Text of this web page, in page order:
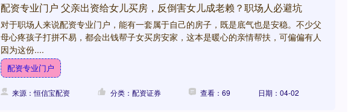
配资专业门户 父亲出资给女儿买房，反倒害女儿成老赖？职场人必避坑
对于职场人来说配资专业门户，能有一套属于自己的房子，既是底气也是安稳。不少父
母心疼孩子打拼不易，都会出钱帮子女买房安家，这本是暖心的亲情帮扶，可偏偏有人
因为这份....
配资专业门户
来源：恒信宝配资 分类：配资证券 查看：69 日期：04-02